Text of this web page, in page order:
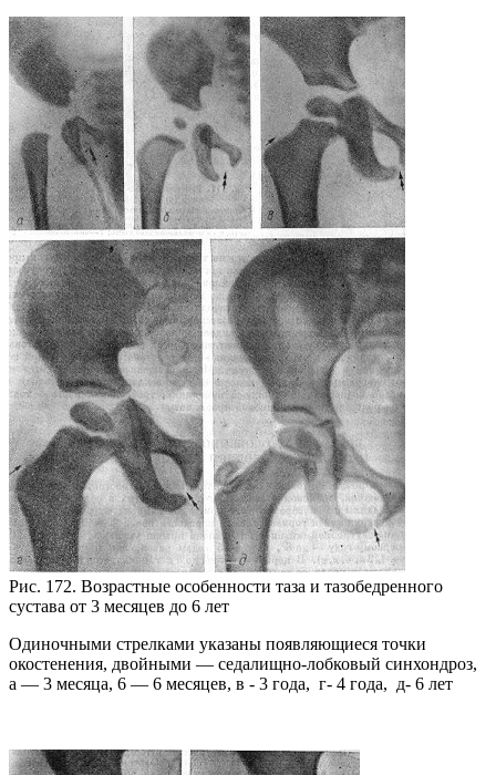
Рис. 172. Возрастные особенности таза и тазобедренного
сустава от 3 месяцев до 6 лет
Одиночными стрелками указаны появляющиеся точки
окостенения, двойными — седалищно-лобковый синхондроз,
а — 3 месяца, 6 — 6 месяцев, в - 3 года, г- 4 года, д- 6 лет